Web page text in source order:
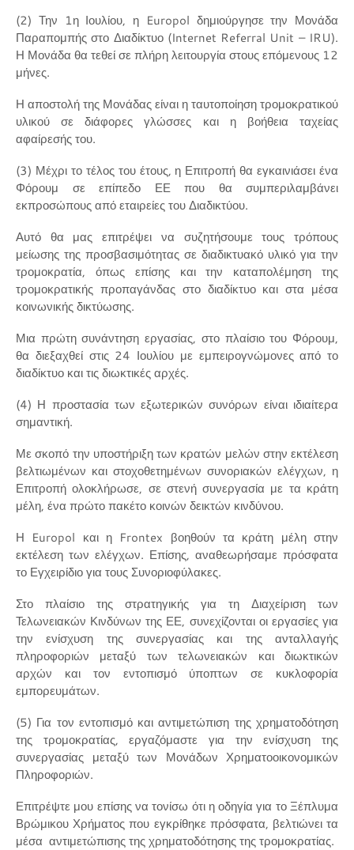
(2) Την 1η Ιουλίου, η Europol δημιούργησε την Μονάδα
Παραπομπής στο Διαδίκτυο (Internet Referral Unit – IRU).
Η Μονάδα θα τεθεί σε πλήρη λειτουργία στους επόμενους 12
μήνες.
Η αποστολή της Μονάδας είναι η ταυτοποίηση τρομοκρατικού
υλικού σε διάφορες γλώσσες και η βοήθεια ταχείας
αφαίρεσής του.
(3) Μέχρι το τέλος του έτους, η Επιτροπή θα εγκαινιάσει ένα
Φόρουμ σε επίπεδο ΕΕ που θα συμπεριλαμβάνει
εκπροσώπους από εταιρείες του Διαδικτύου.
Αυτό θα μας επιτρέψει να συζητήσουμε τους τρόπους
μείωσης της προσβασιμότητας σε διαδικτυακό υλικό για την
τρομοκρατία, όπως επίσης και την καταπολέμηση της
τρομοκρατικής προπαγάνδας στο διαδίκτυο και στα μέσα
κοινωνικής δικτύωσης.
Μια πρώτη συνάντηση εργασίας, στο πλαίσιο του Φόρουμ,
θα διεξαχθεί στις 24 Ιουλίου με εμπειρογνώμονες από το
διαδίκτυο και τις διωκτικές αρχές.
(4) Η προστασία των εξωτερικών συνόρων είναι ιδιαίτερα
σημαντική.
Με σκοπό την υποστήριξη των κρατών μελών στην εκτέλεση
βελτιωμένων και στοχοθετημένων συνοριακών ελέγχων, η
Επιτροπή ολοκλήρωσε, σε στενή συνεργασία με τα κράτη
μέλη, ένα πρώτο πακέτο κοινών δεικτών κινδύνου.
Η Europol και η Frontex βοηθούν τα κράτη μέλη στην
εκτέλεση των ελέγχων. Επίσης, αναθεωρήσαμε πρόσφατα
το Εγχειρίδιο για τους Συνοριοφύλακες.
Στο πλαίσιο της στρατηγικής για τη Διαχείριση των
Τελωνειακών Κινδύνων της ΕΕ, συνεχίζονται οι εργασίες για
την ενίσχυση της συνεργασίας και της ανταλλαγής
πληροφοριών μεταξύ των τελωνειακών και διωκτικών
αρχών και τον εντοπισμό ύποπτων σε κυκλοφορία
εμπορευμάτων.
(5) Για τον εντοπισμό και αντιμετώπιση της χρηματοδότηση
της τρομοκρατίας, εργαζόμαστε για την ενίσχυση της
συνεργασίας μεταξύ των Μονάδων Χρηματοοικονομικών
Πληροφοριών.
Επιτρέψτε μου επίσης να τονίσω ότι η οδηγία για το Ξέπλυμα
Βρώμικου Χρήματος που εγκρίθηκε πρόσφατα, βελτιώνει τα
μέσα αντιμετώπισης της χρηματοδότησης της τρομοκρατίας.